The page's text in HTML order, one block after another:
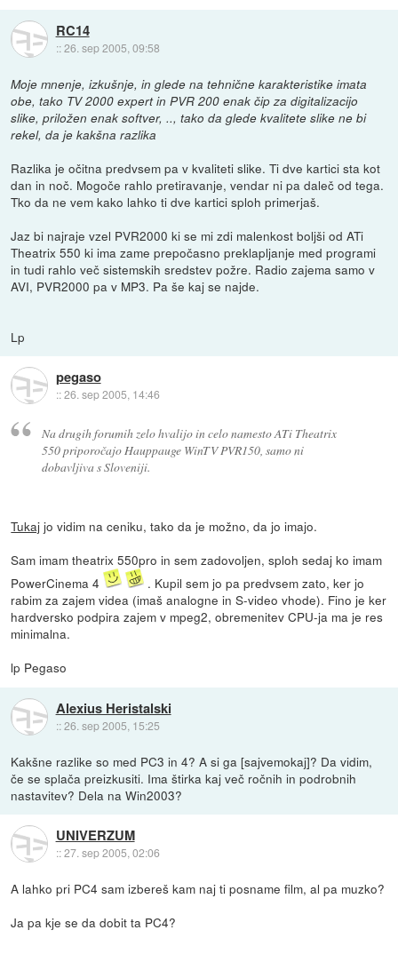
RC14
::26. sep 2005, 09:58
Moje mnenje, izkušnje, in glede na tehnične karakteristike imata
obe, tako TV 2000 expert in PVR 200 enak čip za digitalizacijo
slike, priložen enak softver, .., tako da glede kvalitete slike ne bi
rekel, da je kakšna razlika
Razlika je očitna predvsem pa v kvaliteti slike. Ti dve kartici sta kot
dan in noč. Mogoče rahlo pretiravanje, vendar ni pa daleč od tega.
Tko da ne vem kako lahko ti dve kartici sploh primerjaš.
Jaz bi najraje vzel PVR2000 ki se mi zdi malenkost boljši od ATi
Theatrix 550 ki ima zame prepočasno preklapljanje med programi
in tudi rahlo več sistemskih sredstev požre. Radio zajema samo v
AVI, PVR2000 pa v MP3. Pa še kaj se najde.
Lp
pegaso
::26. sep 2005, 14:46
Na drugih forumih zelo hvalijo in celo namesto ATi Theatrix
550 priporočajo Hauppauge WinTV PVR150, samo ni
dobavljiva s Sloveniji.
Tukaj jo vidim na ceniku, tako da je možno, da jo imajo.
Sam imam theatrix 550pro in sem zadovoljen, sploh sedaj ko imam
PowerCinema 4
. Kupil sem jo pa predvsem zato, ker jo
rabim za zajem videa (imaš analogne in S-video vhode). Fino je ker
hardversko podpira zajem v mpeg2, obremenitev CPU-ja ma je res
minimalna.
lp Pegaso
Alexius Heristalski
::26. sep 2005, 15:25
Kakšne razlike so med PC3 in 4? A si ga [sajvemokaj]? Da vidim,
če se splača preizkusiti. Ima štirka kaj več ročnih in podrobnih
nastavitev? Dela na Win2003?
UNIVERZUM
::27. sep 2005, 02:06
A lahko pri PC4 sam izbereš kam naj ti posname film, al pa muzko?
Ja pa kje se da dobit ta PC4?